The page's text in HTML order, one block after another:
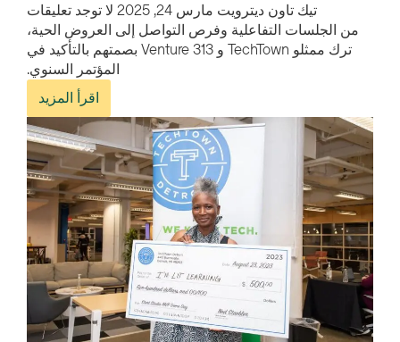
تيك تاون ديترويتمارس 24, 2025
لا توجد تعليقات
من الجلسات التفاعلية وفرص التواصل إلى العروض الحية،
ترك ممثلو TechTown و Venture 313 بصمتهم بالتأكيد في
المؤتمر السنوي.
اقرأ المزيد